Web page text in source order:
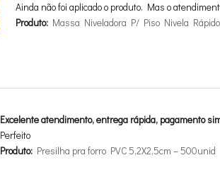
Ainda não foi aplicado o produto. Mas o
Produto: Massa Niveladora P/ Piso Nivela
Excelente atendimento, entrega rápida, pagamento
Perfeito
Produto: Presilha pra forro PVC 5,2X2,5cm – 500unid